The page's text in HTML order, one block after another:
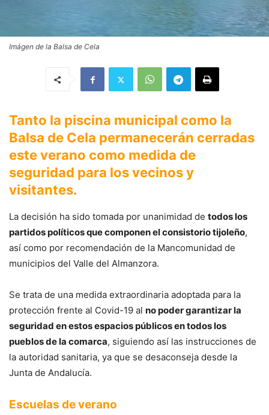
Imágen de la Balsa de Cela
Tanto la piscina municipal como la
Balsa de Cela permanecerán cerradas
este verano como medida de
seguridad para los vecinos y
visitantes.
La decisión ha sido tomada por unanimidad de todos los
partidos políticos que componen el consistorio tijoleño,
así como por recomendación de la Mancomunidad de
municipios del Valle del Almanzora.
Se trata de una medida extraordinaria adoptada para la
protección frente al Covid-19 al no poder garantizar la
seguridad en estos espacios públicos en todos los
pueblos de la comarca, siguiendo así las instrucciones de
la autoridad sanitaria, ya que se desaconseja desde la
Junta de Andalucía.
Escuelas de verano